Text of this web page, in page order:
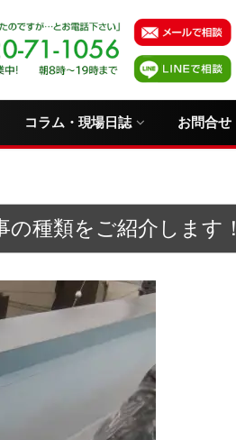
コラム・現場日誌 お問合せ
種類をご紹介します！